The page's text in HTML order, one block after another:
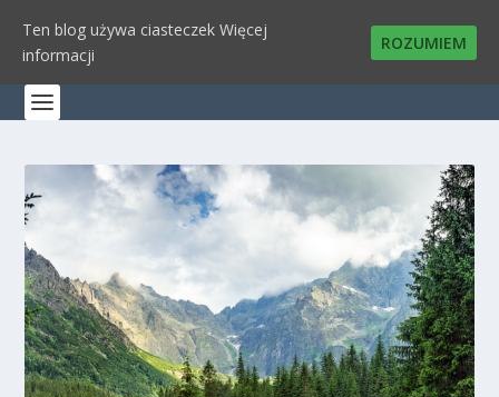
Ten blog używa ciasteczek Więcej
informacji
ROZUMIEM